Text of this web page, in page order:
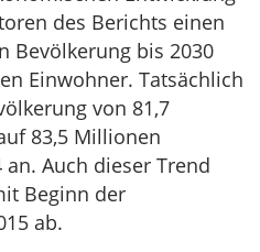
des Berichts einen
Bevölkerung bis 2030
Einwohner. Tatsächlich
von 81,7
83,5 Millionen
Auch dieser Trend
Beginn der
ab.